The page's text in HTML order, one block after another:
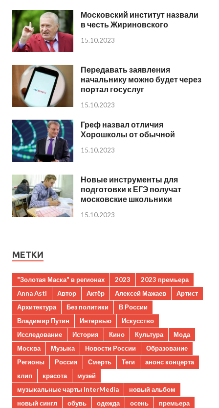
Московский институт назвали
в честь Жириновского
15.10.2023
Передавать заявления
начальнику можно будет через
портал госуслуг
15.10.2023
Греф назвал отличия
Хорошколы от обычной
15.10.2023
Новые инструменты для
подготовки к ЕГЭ получат
московские школьники
15.10.2023
МЕТКИ
"Золотая Маска" в регионах 2023
2023 премьера
Anna Asti
Автор Актёр Алексей Мажаев
Артист
Архитектура
Без политики
В России
Владимир Путин
Интервью
Искусство
Исследование
История Кино Культура
Мода
Москва
Музыка Новости России
Образование
Регионы
Россия Смерть Теги
анонс концерта
клип
красота
музей
музыкальные чарты InterMedia
новый альбом
новый сингл
обувь одежда осень
премьера